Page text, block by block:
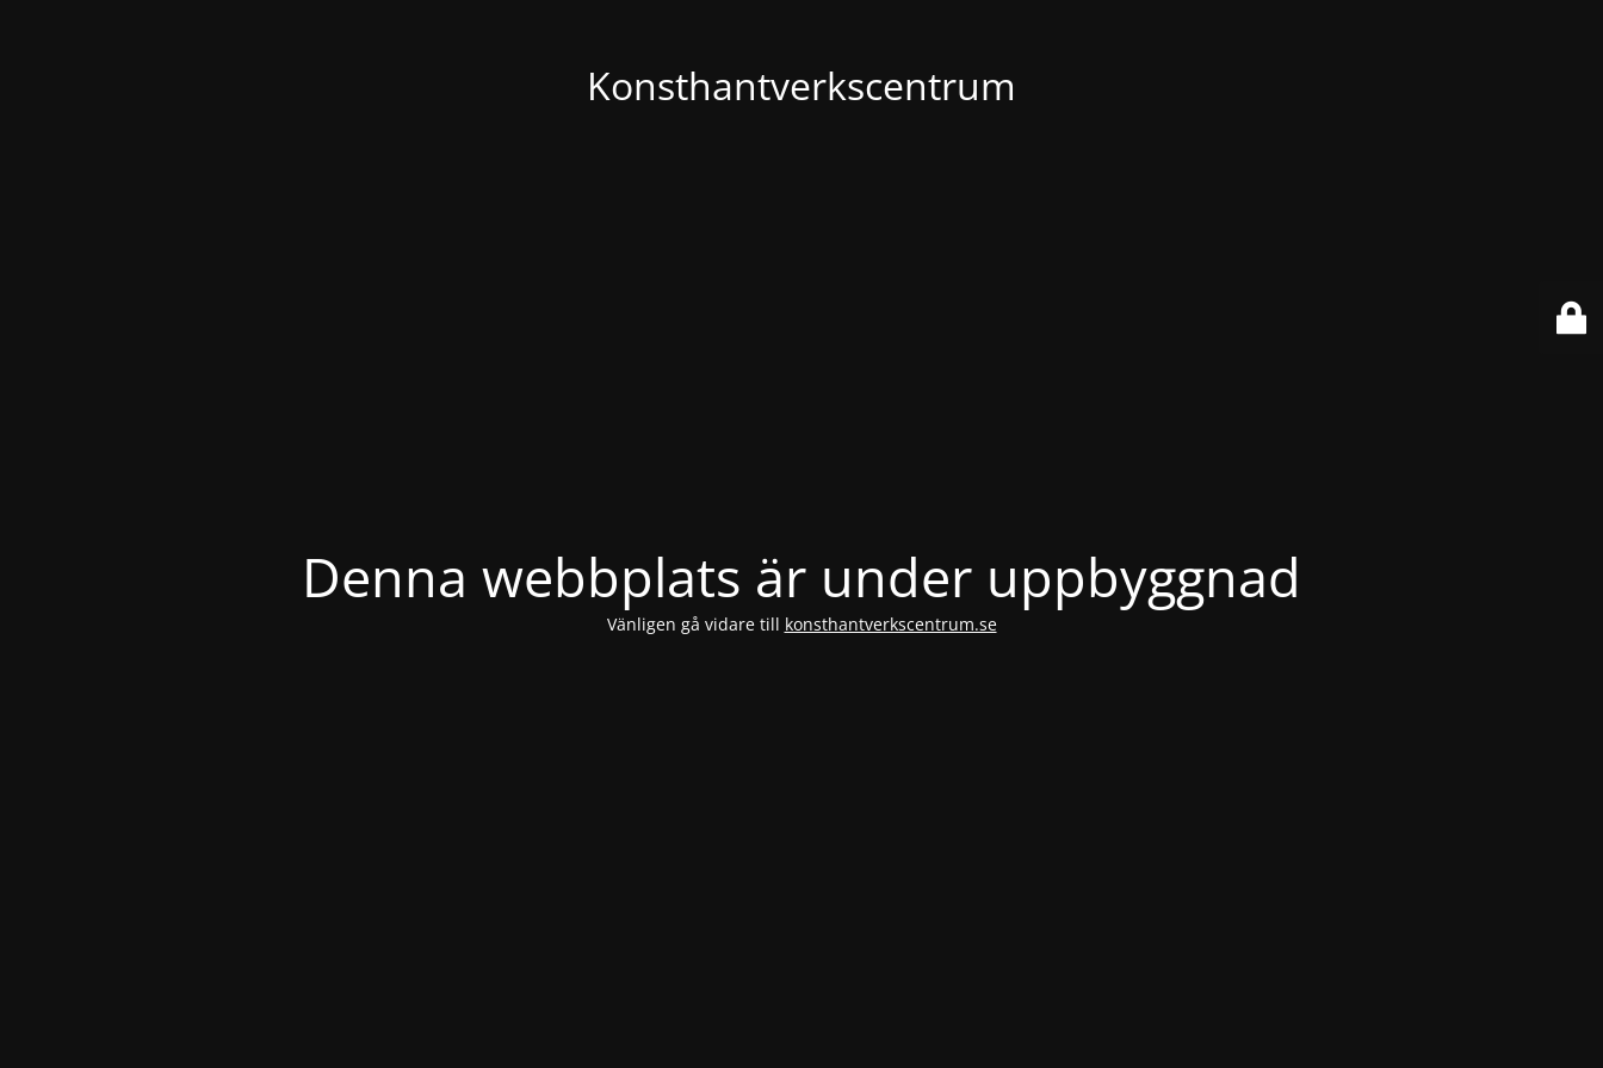
Konsthantverkscentrum
Denna webbplats är under uppbyggnad
Vänligen gå vidare till konsthantverkscentrum.se